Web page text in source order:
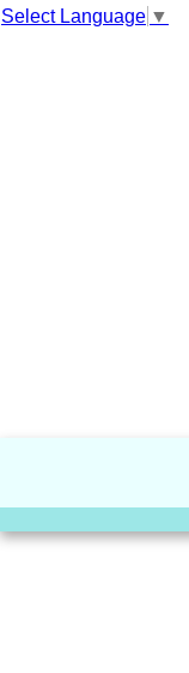
Select Language ▼